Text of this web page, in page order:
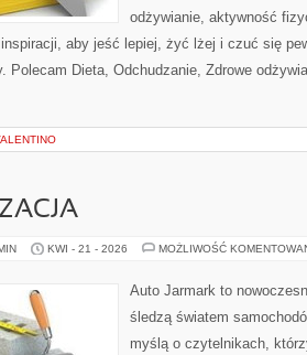
odżywianie, aktywność
aby jeść lepiej, żyć lżej i czuć się
Polecam Dieta, Odchudzanie, Zdrowe
KWI - 21 - 2026 MOŻLIWOŚĆ
Auto Jarmark to
śledzą światem
myślą o czytelnikach,